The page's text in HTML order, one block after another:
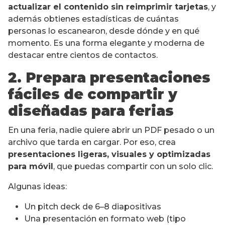
actualizar el contenido sin reimprimir tarjetas, y
además obtienes estadísticas de cuántas
personas lo escanearon, desde dónde y en qué
momento. Es una forma elegante y moderna de
destacar entre cientos de contactos.
2. Prepara presentaciones
fáciles de compartir y
diseñadas para ferias
En una feria, nadie quiere abrir un PDF pesado o un
archivo que tarda en cargar. Por eso, crea
presentaciones ligeras, visuales y optimizadas
para móvil, que puedas compartir con un solo clic.
Algunas ideas:
Un pitch deck de 6–8 diapositivas
Una presentación en formato web (tipo